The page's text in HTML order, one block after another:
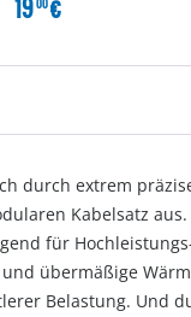
19 €
durch extrem
Kabelsatz
für
übermäßige
Belastung. Und